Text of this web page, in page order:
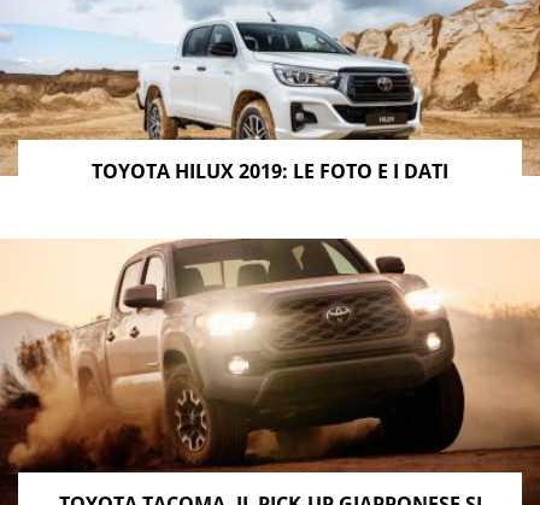
TOYOTA HILUX 2019: LE FOTO E I DATI